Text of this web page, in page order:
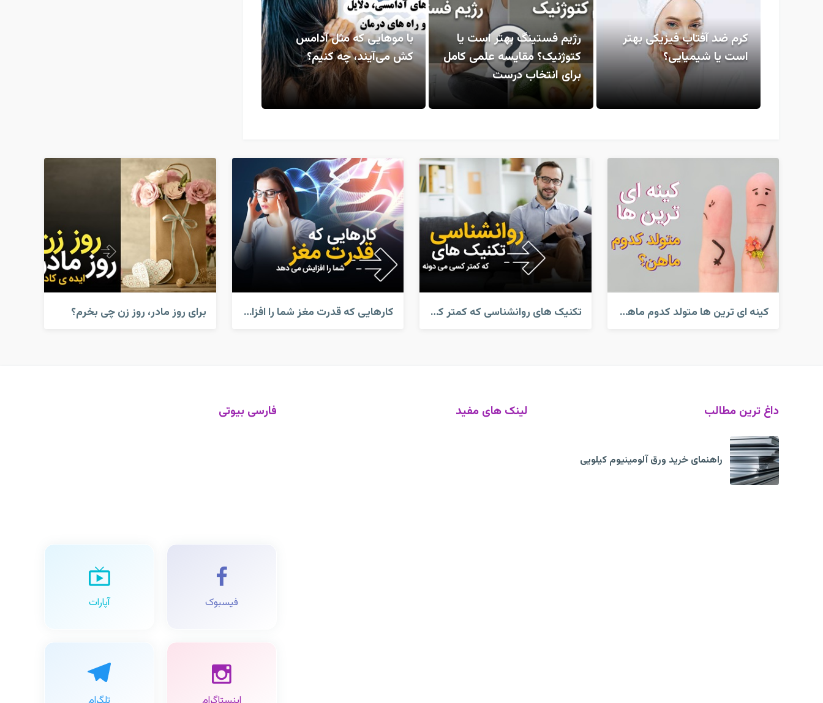
کرم ضد آفتاب فیزیکی بهتر
است یا شیمیایی؟
رژیم فستینگ بهتر است یا
کتوژنیک؟ مقایسه علمی کامل
برای انتخاب درست
با موهایی که مثل آدامس
کش می‌آیند، چه کنیم؟
کینه ای ترین ها متولد کدوم ماهن؟ تکنیک های روانشناسی که کمتر کسی میدونه کارهایی که قدرت مغز شما را افزایش می دهد! برای روز مادر، روز زن چی بخرم؟
داغ ترین مطالب
راهنمای خرید ورق آلومینیوم کیلویی
لینک های مفید فارسی بیوتی
فیسبوک آپارات